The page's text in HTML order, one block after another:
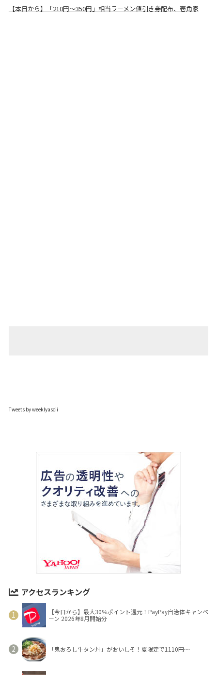
【本日から】「210円～350円」相当ラーメン値引き券配布、壱角家
Tweets by weeklyascii
アクセスランキング
【今日から】最大30％ポイント還元！PayPay自治体キャンペ
ーン 2026年8月開始分
「鬼おろし牛タン丼」がおいしそ！夏限定で1110円～